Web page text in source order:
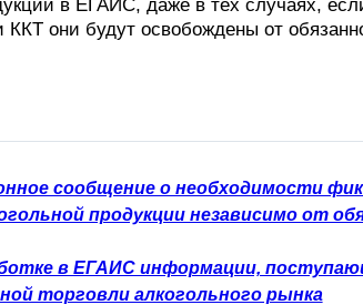
в ЕГАИС, даже в тех случаях,
они будут освобождены от
сообщение о необходимости
продукции независимо от
в ЕГАИС информации,
торговли алкогольного рынка